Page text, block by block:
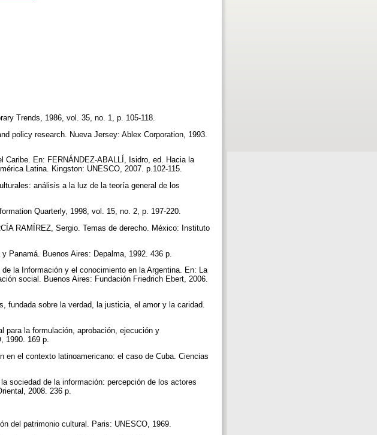
Trends, 1986, vol. 35, no. 1, p. 105-118.
policy research. Nueva Jersey: Ablex Corporation, 1993.
Caribe. En: FERNÁNDEZ-ABALLÍ, Isidro, ed. Hacia la
Latina. Kingston: UNESCO, 2007. p.102-115.
análisis a la luz de la teoría general de los
Quarterly, 1998, vol. 15, no. 2, p. 197-220.
RAMÍREZ, Sergio. Temas de derecho. México: Instituto
Panamá. Buenos Aires: Depalma, 1992. 436 p.
la Información y el conocimiento en la Argentina. En: La
social. Buenos Aires: Fundación Friedrich Ebert, 2006.
fundada sobre la verdad, la justicia, el amor y la caridad.
para la formulación, aprobación, ejecución y
1990. 169 p.
en el contexto latinoamericano: el caso de Cuba. Ciencias
sociedad de la información: percepción de los actores
2008. 236 p.
del patrimonio cultural. Paris: UNESCO, 1969.